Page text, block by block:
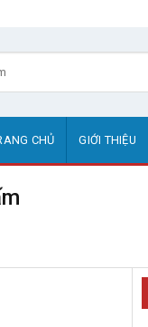
CHỦ GIỚI THIỆU